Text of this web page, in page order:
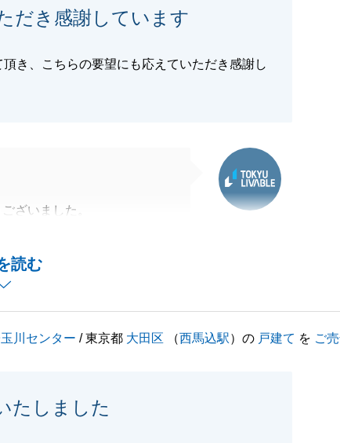
だき感謝しています
き、こちらの要望にも応えていただき感謝し
読む
ざいました。
す。
川センター / 東京都 大田区 （西馬込駅）の 戸建て を ご
たしました